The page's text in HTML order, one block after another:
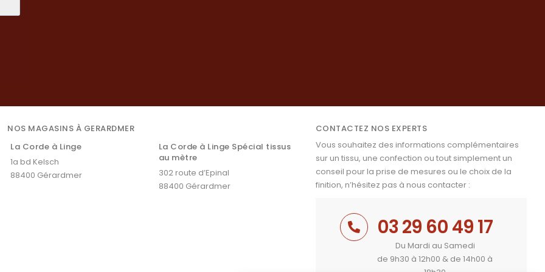
NOS MAGASINS À GERARDMER
La Corde à Linge
1a bd Kelsch
88400 Gérardmer
La Corde à Linge Spécial tissus
au mètre
302 route d’Epinal
88400 Gérardmer
CONTACTEZ NOS EXPERTS
Vous souhaitez des informations complémentaires
sur un tissu, une confection ou tout simplement un
conseil pour la prise de mesures ou le choix de la
finition, n’hésitez pas à nous contacter :
03 29 60 49 17
Du Mardi au Samedi
de 9h30 à 12h00 & de 14h00 à